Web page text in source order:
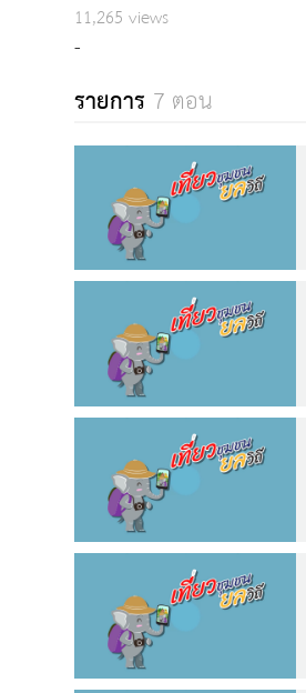
11,265 views
-
รายการ 7 ตอน